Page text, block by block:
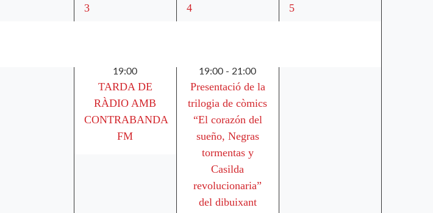
4
3
19:00
TARDA DE
RÀDIO AMB
CONTRABANDA
FM
4
4
19:00 - 21:00
Presentació de la
trilogia de còmics
“El corazón del
sueño, Negras
tormentas y
Casilda
revolucionaria”
del dibuixant
3
5